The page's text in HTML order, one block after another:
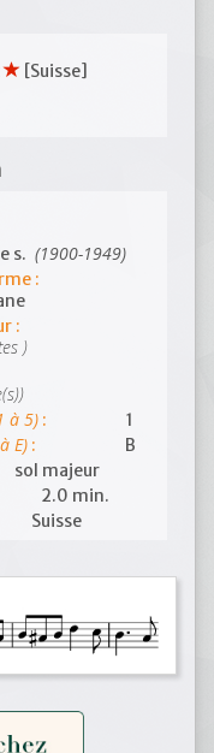
[Suisse]
s. (1900-1949)
:
:
)
à 5):
1
E) :
B
sol majeur
2.0 min.
Suisse